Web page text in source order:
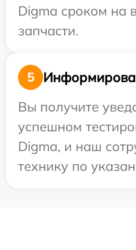
Digma сроком на
запчасти.
5
Вы получите
успешном
Digma, и наш
технику по